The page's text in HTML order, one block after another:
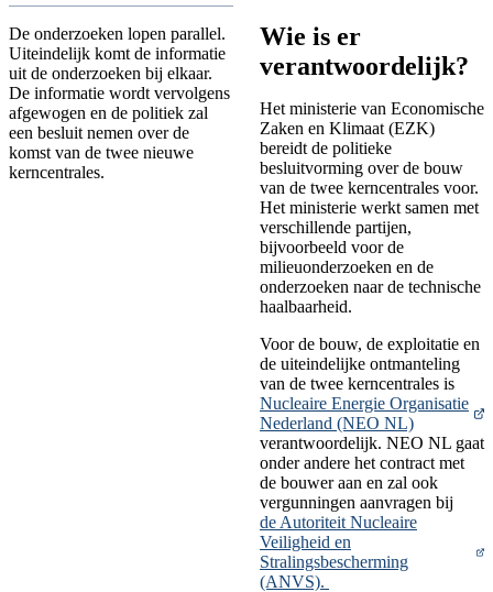
De onderzoeken lopen parallel.
Uiteindelijk komt de informatie
uit de onderzoeken bij elkaar.
De informatie wordt vervolgens
afgewogen en de politiek zal
een besluit nemen over de
komst van de twee nieuwe
kerncentrales.
Wie is er
verantwoordelijk?
Het ministerie van Economische
Zaken en Klimaat (EZK)
bereidt de politieke
besluitvorming over de bouw
van de twee kerncentrales voor.
Het ministerie werkt samen met
verschillende partijen,
bijvoorbeeld voor de
milieuonderzoeken en de
onderzoeken naar de technische
haalbaarheid.
Voor de bouw, de exploitatie en
de uiteindelijke ontmanteling
van de twee kerncentrales is
Nucleaire Energie Organisatie
Nederland (NEO NL)
verantwoordelijk. NEO NL gaat
onder andere het contract met
de bouwer aan en zal ook
vergunningen aanvragen bij
de Autoriteit Nucleaire
Veiligheid en
Stralingsbescherming
(ANVS).